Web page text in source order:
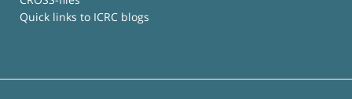
Quick links to ICRC blogs